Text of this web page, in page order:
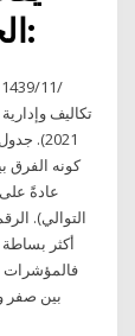
الجسم. يتم الحساب كما يلي:
2021).
كونه الفرق
التوالي).